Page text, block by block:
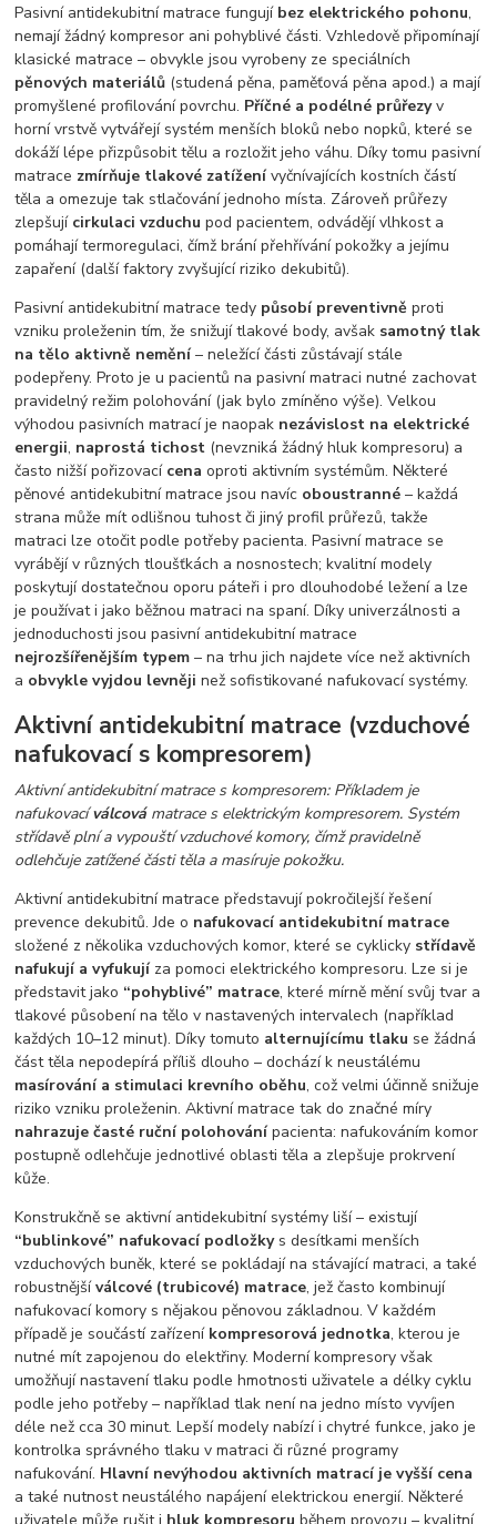
Pasivní antidekubitní matrace fungují bez elektrického pohonu,
nemají žádný kompresor ani pohyblivé části. Vzhledově připomínají
klasické matrace – obvykle jsou vyrobeny ze speciálních
pěnových materiálů (studená pěna, paměťová pěna apod.) a mají
promyšlené profilování povrchu. Příčné a podélné průřezyv
horní vrstvě vytvářejí systém menších bloků nebo nopků, které se
dokáží lépe přizpůsobit tělu a rozložit jeho váhu. Díky tomu pasivní
matrace zmírňuje tlakové zatíženívyčnívajících kostních částí
těla a omezuje tak stlačování jednoho místa. Zároveň průřezy
zlepšují cirkulaci vzduchu pod pacientem, odvádějí vlhkost a
pomáhají termoregulaci, čímž brání přehřívání pokožky a jejímu
zapaření (další faktory zvyšující riziko dekubitů).
Pasivní antidekubitní matrace tedy působí preventivně proti
vzniku proleženin tím, že snižují tlakové body, avšak samotný tlak
na tělo aktivně nemění– neležící části zůstávají stále
podepřeny. Proto je u pacientů na pasivní matraci nutné zachovat
pravidelný režim polohování (jak bylo zmíněno výše). Velkou
výhodou pasivních matrací je naopak nezávislost na elektrické
energii, naprostá tichost (nevzniká žádný hluk kompresoru) a
často nižší pořizovací cena oproti aktivním systémům. Některé
pěnové antidekubitní matrace jsou navíc oboustranné – každá
strana může mít odlišnou tuhost či jiný profil průřezů, takže
matraci lze otočit podle potřeby pacienta. Pasivní matrace se
vyrábějí v různých tloušťkách a nosnostech; kvalitní modely
poskytují dostatečnou oporu páteři i pro dlouhodobé ležení a lze
je používat i jako běžnou matraci na spaní. Díky univerzálnosti a
jednoduchosti jsou pasivní antidekubitní matrace
nejrozšířenějším typem – na trhu jich najdete více než aktivních
a obvykle vyjdou levněji než sofistikované nafukovací systémy.
Aktivní antidekubitní matrace (vzduchové
nafukovací s kompresorem)
Aktivní antidekubitní matrace s kompresorem: Příkladem je
nafukovacíválcovámatrace s elektrickým kompresorem. Systém
střídavě plní a vypouští vzduchové komory, čímž pravidelně
odlehčuje zatížené části těla a masíruje pokožku.
Aktivní antidekubitní matrace představují pokročilejší řešení
prevence dekubitů. Jde o nafukovací antidekubitní matrace
složené z několika vzduchových komor, které se cyklicky střídavě
nafukují a vyfukujíza pomoci elektrického kompresoru. Lze si je
představit jako “pohyblivé” matrace, které mírně mění svůj tvar a
tlakové působení na tělo v nastavených intervalech (například
každých 10–12 minut). Díky tomuto alternujícímu tlaku se žádná
část těla nepodepírá příliš dlouho – dochází k neustálému
masírování a stimulaci krevního oběhu, což velmi účinně snižuje
riziko vzniku proleženin. Aktivní matrace tak do značné míry
nahrazuje časté ruční polohovánípacienta: nafukováním komor
postupně odlehčuje jednotlivé oblasti těla a zlepšuje prokrvení
kůže.
Konstrukčně se aktivní antidekubitní systémy liší – existují
“bublinkové” nafukovací podložkys desítkami menších
vzduchových buněk, které se pokládají na stávající matraci, a také
robustnějšíválcové (trubicové) matrace, jež často kombinují
nafukovací komory s nějakou pěnovou základnou. V každém
případě je součástí zařízení kompresorová jednotka, kterou je
nutné mít zapojenou do elektřiny. Moderní kompresory však
umožňují nastavení tlaku podle hmotnosti uživatele a délky cyklu
podle jeho potřeby – například tlak není na jedno místo vyvíjen
déle než cca 30 minut. Lepší modely nabízí i chytré funkce, jako je
kontrolka správného tlaku v matraci či různé programy
nafukování. Hlavní nevýhodou aktivních matrací je vyšší cena
a také nutnost neustálého napájení elektrickou energií. Některé